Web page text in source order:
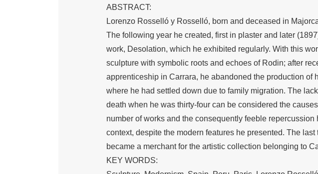
ABSTRACT:
Lorenzo Rosselló y Rosselló, born and deceased in
The following year he created, first in plaster and later
work, Desolation, which he exhibited regularly. With this
sculpture with symbolic roots and echoes of Rodin; after
apprenticeship in Carrara, he abandoned the production of
where he had settled down due to family migration. The
death when he was thirty-four can be considered the
number of works and the consequently feeble
context, despite the modern features he presented. The
became a merchant for the artistic collection belonging to
KEY WORDS: